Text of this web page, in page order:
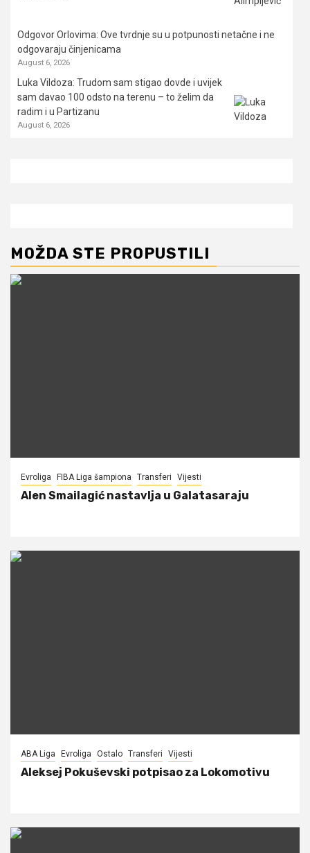
Odgovor Orlovima: ​Ove tvrdnje su u potpunosti netačne i ne
odgovaraju činjenicama
August 6, 2026
Luka Vildoza: Trudom sam stigao dovde i uvijek
sam davao 100 odsto na terenu – to želim da
radim i u Partizanu
August 6, 2026
MOŽDA STE PROPUSTILI
Evroliga FIBA Liga šampiona Transferi Vijesti
Alen Smailagić nastavlja u Galatasaraju
ABA Liga Evroliga Ostalo Transferi Vijesti
Aleksej Pokuševski potpisao za Lokomotivu